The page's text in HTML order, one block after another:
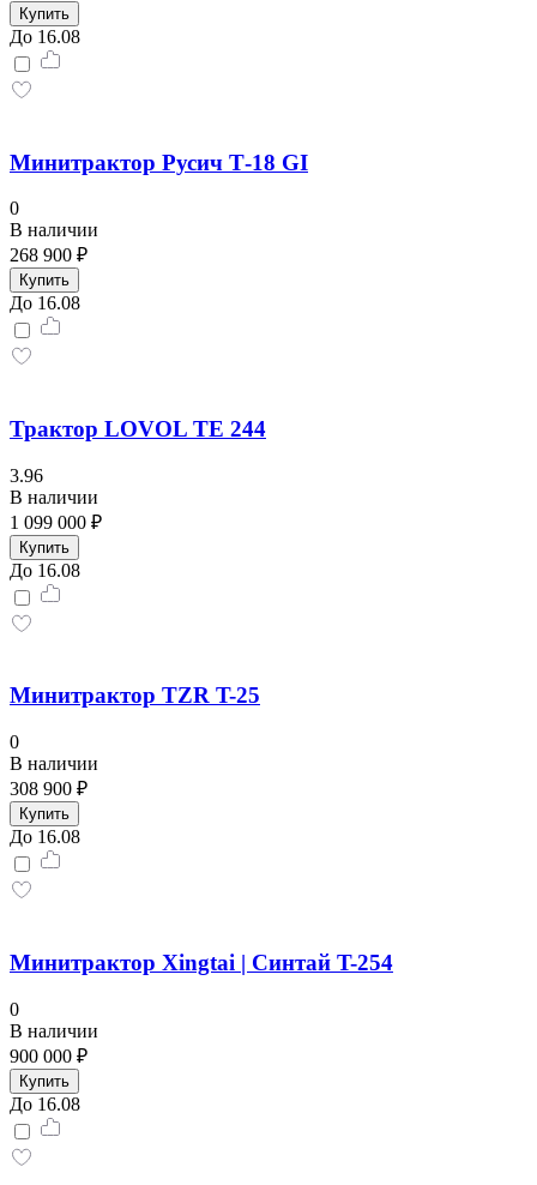
Купить
До 16.08
Минитрактор Русич Т-18 GI
0
В наличии
268 900 ₽
Купить
До 16.08
Трактор LOVOL TЕ 244
3.96
В наличии
1 099 000 ₽
Купить
До 16.08
Минитрактор TZR T-25
0
В наличии
308 900 ₽
Купить
До 16.08
Минитрактор Xingtai | Синтай T-254
0
В наличии
900 000 ₽
Купить
До 16.08